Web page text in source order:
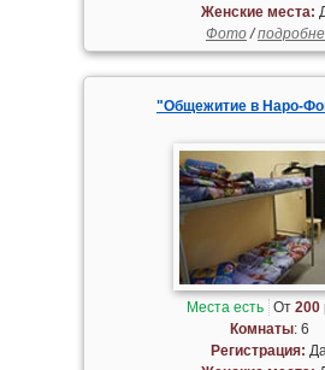
Женские места:
Фото/
"Общежитие в Наро-
Места есть От200
Комнаты: 6
Регистрация: